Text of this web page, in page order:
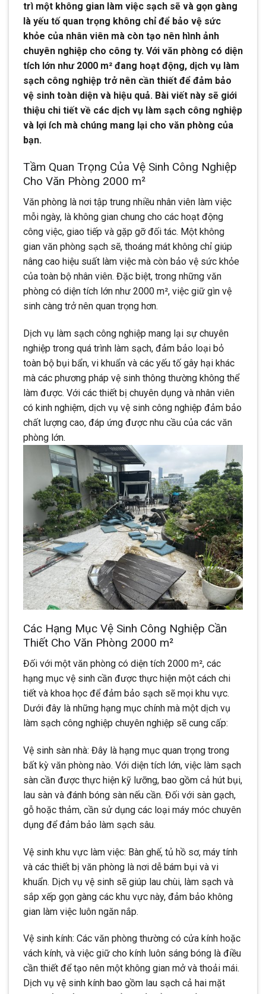
trì một không gian làm việc sạch sẽ và gọn gàng
là yếu tố quan trọng không chỉ để bảo vệ sức
khỏe của nhân viên mà còn tạo nên hình ảnh
chuyên nghiệp cho công ty. Với văn phòng có diện
tích lớn như 2000 m² đang hoạt động, dịch vụ làm
sạch công nghiệp trở nên cần thiết để đảm bảo
vệ sinh toàn diện và hiệu quả. Bài viết này sẽ giới
thiệu chi tiết về các dịch vụ làm sạch công nghiệp
và lợi ích mà chúng mang lại cho văn phòng của
bạn.
Tầm Quan Trọng Của Vệ Sinh Công Nghiệp
Cho Văn Phòng 2000 m²
Văn phòng là nơi tập trung nhiều nhân viên làm việc
mỗi ngày, là không gian chung cho các hoạt động
công việc, giao tiếp và gặp gỡ đối tác. Một không
gian văn phòng sạch sẽ, thoáng mát không chỉ giúp
nâng cao hiệu suất làm việc mà còn bảo vệ sức khỏe
của toàn bộ nhân viên. Đặc biệt, trong những văn
phòng có diện tích lớn như 2000 m², việc giữ gìn vệ
sinh càng trở nên quan trọng hơn.
Dịch vụ làm sạch công nghiệp mang lại sự chuyên
nghiệp trong quá trình làm sạch, đảm bảo loại bỏ
toàn bộ bụi bẩn, vi khuẩn và các yếu tố gây hại khác
mà các phương pháp vệ sinh thông thường không thể
làm được. Với các thiết bị chuyên dụng và nhân viên
có kinh nghiệm, dịch vụ vệ sinh công nghiệp đảm bảo
chất lượng cao, đáp ứng được nhu cầu của các văn
phòng lớn.
Các Hạng Mục Vệ Sinh Công Nghiệp Cần
Thiết Cho Văn Phòng 2000 m²
Đối với một văn phòng có diện tích 2000 m², các
hạng mục vệ sinh cần được thực hiện một cách chi
tiết và khoa học để đảm bảo sạch sẽ mọi khu vực.
Dưới đây là những hạng mục chính mà một dịch vụ
làm sạch công nghiệp chuyên nghiệp sẽ cung cấp:
Vệ sinh sàn nhà: Đây là hạng mục quan trọng trong
bất kỳ văn phòng nào. Với diện tích lớn, việc làm sạch
sàn cần được thực hiện kỹ lưỡng, bao gồm cả hút bụi,
lau sàn và đánh bóng sàn nếu cần. Đối với sàn gạch,
gỗ hoặc thảm, cần sử dụng các loại máy móc chuyên
dụng để đảm bảo làm sạch sâu.
Vệ sinh khu vực làm việc: Bàn ghế, tủ hồ sơ, máy tính
và các thiết bị văn phòng là nơi dễ bám bụi và vi
khuẩn. Dịch vụ vệ sinh sẽ giúp lau chùi, làm sạch và
sắp xếp gọn gàng các khu vực này, đảm bảo không
gian làm việc luôn ngăn nắp.
Vệ sinh kính: Các văn phòng thường có cửa kính hoặc
vách kính, và việc giữ cho kính luôn sáng bóng là điều
cần thiết để tạo nên một không gian mở và thoải mái.
Dịch vụ vệ sinh kính bao gồm lau sạch cả hai mặt